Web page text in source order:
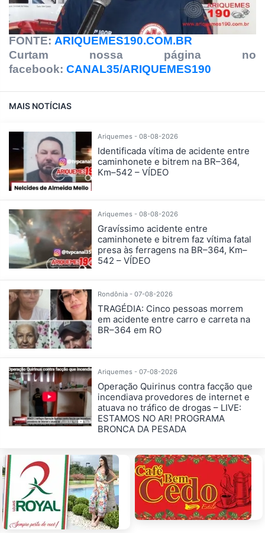
FONTE: ARIQUEMES190.COM.BR
Curtam nossa página no
facebook: CANAL35/ARIQUEMES190
MAIS NOTÍCIAS
Ariquemes - 08-08-2026
Identificada vítima de acidente entre
caminhonete e bitrem na BR–364,
Km–542 – VÍDEO
Ariquemes - 08-08-2026
Gravíssimo acidente entre
caminhonete e bitrem faz vítima fatal
presa às ferragens na BR–364, Km–
542 – VÍDEO
Rondônia - 07-08-2026
TRAGÉDIA: Cinco pessoas morrem
em acidente entre carro e carreta na
BR–364 em RO
Ariquemes - 07-08-2026
Operação Quirinus contra facção que
incendiava provedores de internet e
atuava no tráfico de drogas – LIVE:
ESTAMOS NO AR! PROGRAMA
BRONCA DA PESADA